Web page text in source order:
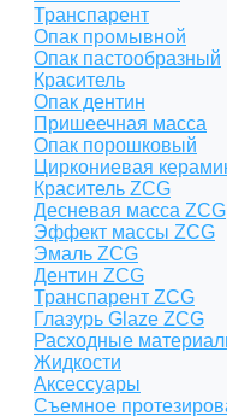
Транспарент
Опак промывной
Опак пастообразный
Краситель
Опак дентин
Пришеечная масса
Опак порошковый
Циркониевая
Краситель ZCG
Десневая масса ZCG
Эффект массы ZCG
Эмаль ZCG
Дентин ZCG
Транспарент ZCG
Глазурь Glaze ZCG
Расходные
Жидкости
Аксессуары
Съемное